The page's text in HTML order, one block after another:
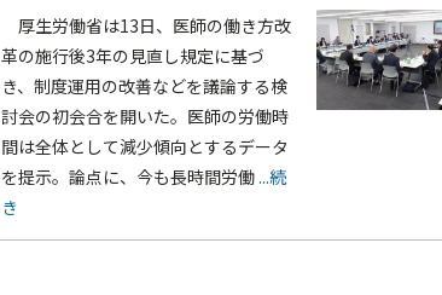
厚生労働省は13日、医師の働き方改
革の施行後3年の見直し規定に基づ
き、制度運用の改善などを議論する検
討会の初会合を開いた。医師の労働時
間は全体として減少傾向とするデータ
を提示。論点に、今も長時間労働...続
き